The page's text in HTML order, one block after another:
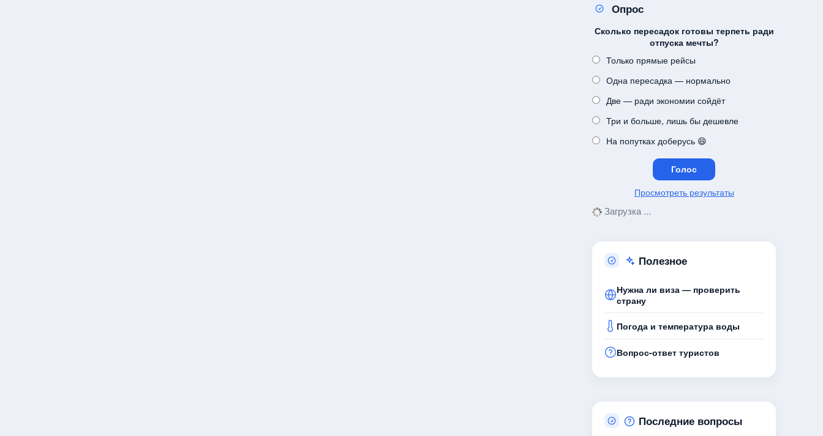
Опрос
Сколько пересадок готовы терпеть ради
отпуска мечты?
Только прямые рейсы
Одна пересадка — нормально
Две — ради экономии сойдёт
Три и больше, лишь бы дешевле
На попутках доберусь 😄
Просмотреть результаты
Загрузка ...
Полезное
Нужна ли виза — проверить
страну
Погода и температура воды
Вопрос-ответ туристов
Последние вопросы